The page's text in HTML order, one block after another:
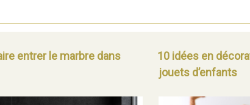
entrer le marbre dans
10 idées en
jouets d’enfants